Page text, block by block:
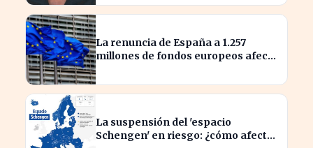
La renuncia de España a 1.257
millones de fondos europeos afecta
La suspensión del 'espacio
Schengen' en riesgo: ¿cómo afecta